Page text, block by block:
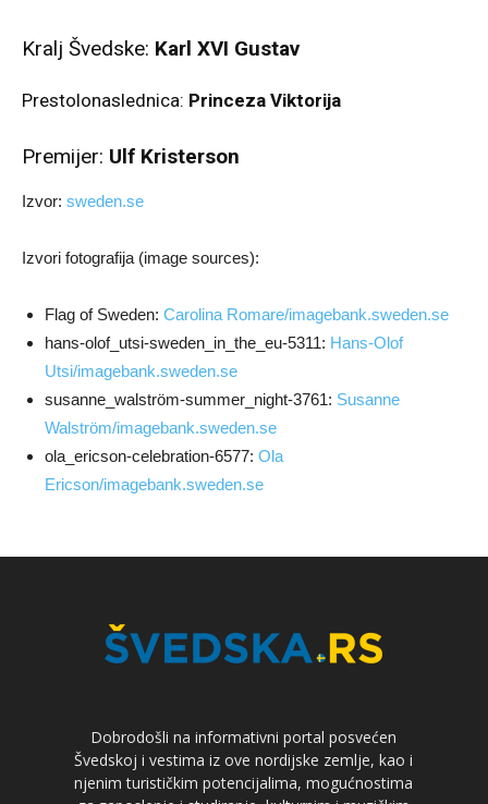
Kralj Švedske: Karl XVI Gustav
Prestolonaslednica: Princeza Viktorija
Premijer: Ulf Kristerson
Izvor: sweden.se
Izvori fotografija (image sources):
Flag of Sweden: Carolina Romare/imagebank.sweden.se
hans-olof_utsi-sweden_in_the_eu-5311: Hans-Olof
Utsi/imagebank.sweden.se
susanne_walström-summer_night-3761: Susanne
Walström/imagebank.sweden.se
ola_ericson-celebration-6577: Ola
Ericson/imagebank.sweden.se
Dobrodošli na informativni portal posvećen
Švedskoj i vestima iz ove nordijske zemlje, kao i
njenim turističkim potencijalima, mogućnostima